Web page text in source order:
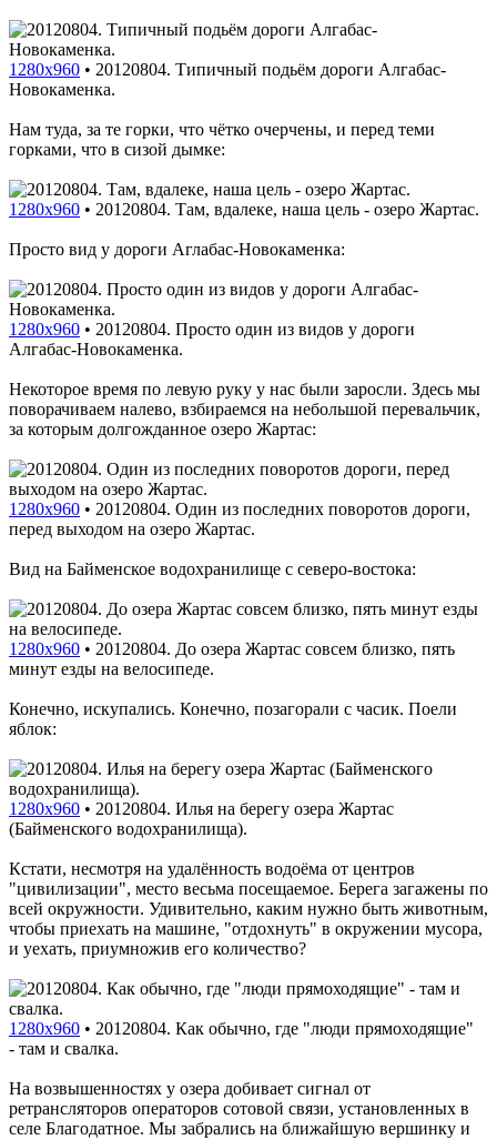
1280x960 • 20120804. Типичный подьём дороги Алгабас-
Новокаменка.
Нам туда, за те горки, что чётко очерчены, и перед теми
горками, что в сизой дымке:
1280x960 • 20120804. Там, вдалеке, наша цель - озеро Жартас.
Просто вид у дороги Аглабас-Новокаменка:
1280x960 • 20120804. Просто один из видов у дороги
Алгабас-Новокаменка.
Некоторое время по левую руку у нас были заросли. Здесь мы
поворачиваем налево, взбираемся на небольшой перевальчик,
за которым долгожданное озеро Жартас:
1280x960 • 20120804. Один из последних поворотов дороги,
перед выходом на озеро Жартас.
Вид на Байменское водохранилище с северо-востока:
1280x960 • 20120804. До озера Жартас совсем близко, пять
минут езды на велосипеде.
Конечно, искупались. Конечно, позагорали с часик. Поели
яблок:
1280x960 • 20120804. Илья на берегу озера Жартас
(Байменского водохранилища).
Кстати, несмотря на удалённость водоёма от центров
"цивилизации", место весьма посещаемое. Берега загажены по
всей окружности. Удивительно, каким нужно быть животным,
чтобы приехать на машине, "отдохнуть" в окружении мусора,
и уехать, приумножив его количество?
1280x960 • 20120804. Как обычно, где "люди прямоходящие"
- там и свалка.
На возвышенностях у озера добивает сигнал от
ретрансляторов операторов сотовой связи, установленных в
селе Благодатное. Мы забрались на ближайшую вершинку и